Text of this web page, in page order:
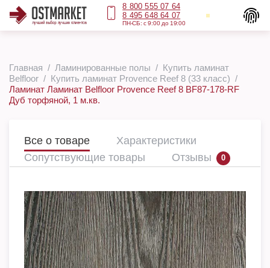
8 800 555 07 64
8 495 648 64 07
ПН-СБ: с 9:00 до 19:00
Главная Ламинированные полы
Купить ламинат
Belfloor
Купить ламинат Provence Reef 8 (33 класс)
Ламинат Ламинат Belfloor Provence Reef 8 BF87-178-RF
Дуб торфяной, 1 м.кв.
Все о товаре
Характеристики
Сопутствующие товары
Отзывы 0